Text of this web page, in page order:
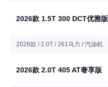
2026款 1.5T 300 DCT优雅版
2026款 / 2.0T / 261马力 / 汽油机
2026款 2.0T 405 AT奢享版